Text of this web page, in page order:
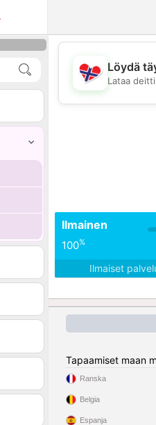
Löydä
Lataa
Ilmainen
100%
Ilmaiset
Tapaamiset maan
Ranska
Belgia
Espanja